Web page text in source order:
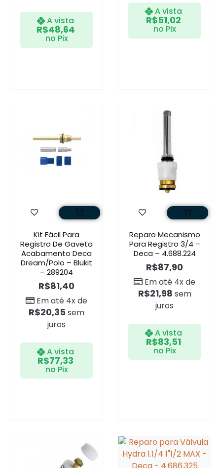
A vista
R$48,64
no Pix
A vista
R$51,02
no Pix
Kit Fácil Para
Registro De Gaveta
Acabamento Deca
Dream/Polo – Blukit
– 289204
R$81,40
Em até 4x de
R$20,35 sem
juros
A vista
R$77,33
no Pix
Reparo Mecanismo
Para Registro 3/4 –
Deca – 4.688.224
R$87,90
Em até 4x de
R$21,98 sem
juros
A vista
R$83,51
no Pix